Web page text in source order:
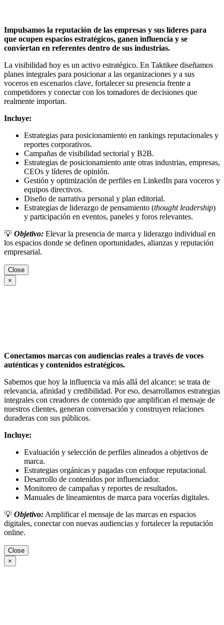
Impulsamos la reputación de las empresas y sus líderes para
que ocupen espacios estratégicos, ganen influencia y se
conviertan en referentes dentro de sus industrias.
La visibilidad hoy es un activo estratégico. En Taktikee diseñamos
planes integrales para posicionar a las organizaciones y a sus
voceros en escenarios clave, fortalecer su presencia frente a
competidores y conectar con los tomadores de decisiones que
realmente importan.
Incluye:
Estrategias para posicionamiento en rankings reputacionales y
reportes corporativos.
Campañas de visibilidad sectorial y B2B.
Estrategias de posicionamiento ante otras industrias, empresas,
CEOs y líderes de opinión.
Gestión y optimización de perfiles en LinkedIn para voceros y
equipos directivos.
Diseño de narrativa personal y plan editorial.
Estrategias de liderazgo de pensamiento (thought leadership)
y participación en eventos, paneles y foros relevantes.
💡 Objetivo: Elevar la presencia de marca y liderazgo individual en
los espacios donde se definen oportunidades, alianzas y reputación
empresarial.
Close
×
Conectamos marcas con audiencias reales a través de voces
auténticas y contenidos estratégicos.
Sabemos que hoy la influencia va más allá del alcance: se trata de
relevancia, afinidad y credibilidad. Por eso, desarrollamos estrategias
integrales con creadores de contenido que amplifican el mensaje de
nuestros clientes, generan conversación y construyen relaciones
duraderas con sus públicos.
Incluye:
Evaluación y selección de perfiles alineados a objetivos de
marca.
Estrategias orgánicas y pagadas con enfoque reputacional.
Desarrollo de contenidos por influenciador.
Monitoreo de campañas y reportes de resultados.
Manuales de lineamientos de marca para vocerías digitales.
💡 Objetivo: Amplificar el mensaje de las marcas en espacios
digitales, conectar con nuevas audiencias y fortalecer la reputación
online.
Close
×